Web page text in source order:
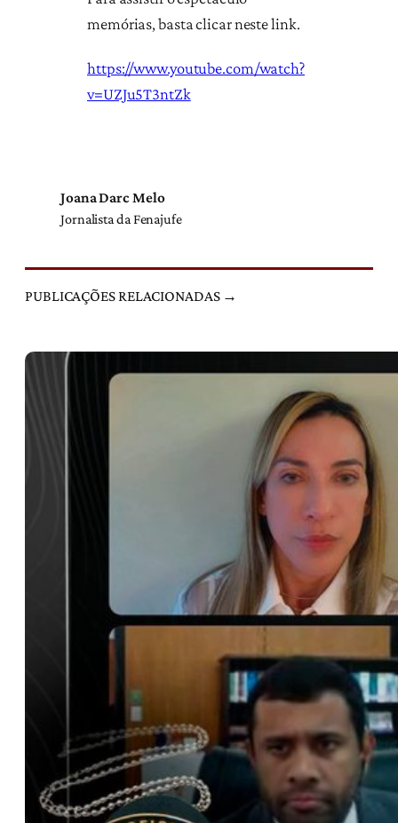
memórias, basta clicar neste link.
https://www.youtube.com/watch?
v=UZJu5T3ntZk
Joana Darc Melo
Jornalista da Fenajufe
PUBLICAÇÕES RELACIONADAS →